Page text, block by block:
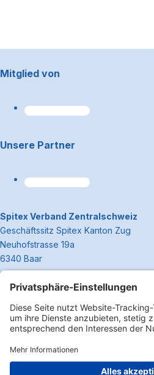
Footerbereich
Mitglied von
Unsere Partner
~Kontaktinformationen
Spitex Verband Zentralschweiz
Geschäftssitz Spitex Kanton Zug
Neuhofstrasse 19a
6340 Baar
Telefon 041 362 27 37
info@spitexzentralschweiz.ch